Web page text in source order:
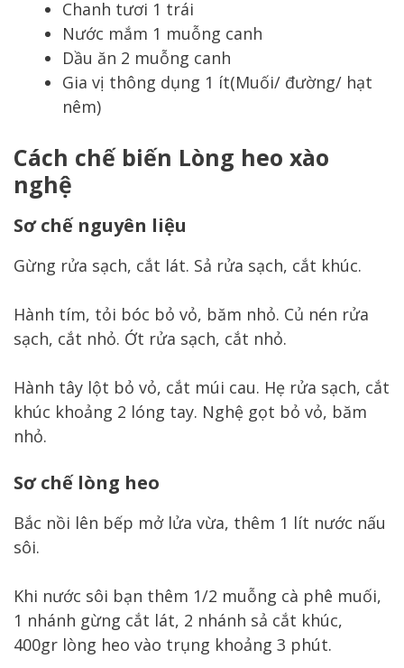
Chanh tươi 1 trái
Nước mắm 1 muỗng canh
Dầu ăn 2 muỗng canh
Gia vị thông dụng 1 ít(Muối/ đường/ hạt
nêm)
Cách chế biến Lòng heo xào
nghệ
Sơ chế nguyên liệu
Gừng rửa sạch, cắt lát. Sả rửa sạch, cắt khúc.
Hành tím, tỏi bóc bỏ vỏ, băm nhỏ. Củ nén rửa
sạch, cắt nhỏ. Ớt rửa sạch, cắt nhỏ.
Hành tây lột bỏ vỏ, cắt múi cau. Hẹ rửa sạch, cắt
khúc khoảng 2 lóng tay. Nghệ gọt bỏ vỏ, băm
nhỏ.
Sơ chế lòng heo
Bắc nồi lên bếp mở lửa vừa, thêm 1 lít nước nấu
sôi.
Khi nước sôi bạn thêm 1/2 muỗng cà phê muối,
1 nhánh gừng cắt lát, 2 nhánh sả cắt khúc,
400gr lòng heo vào trụng khoảng 3 phút.